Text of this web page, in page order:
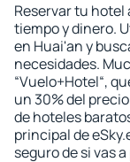
Reservar tu hotel
tiempo y dinero.
en Huai'an y
necesidades.
“Vuelo+Hotel“,
un 30% del
de hoteles
principal de
seguro de si vas